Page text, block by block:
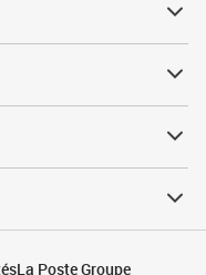
La Poste Groupe